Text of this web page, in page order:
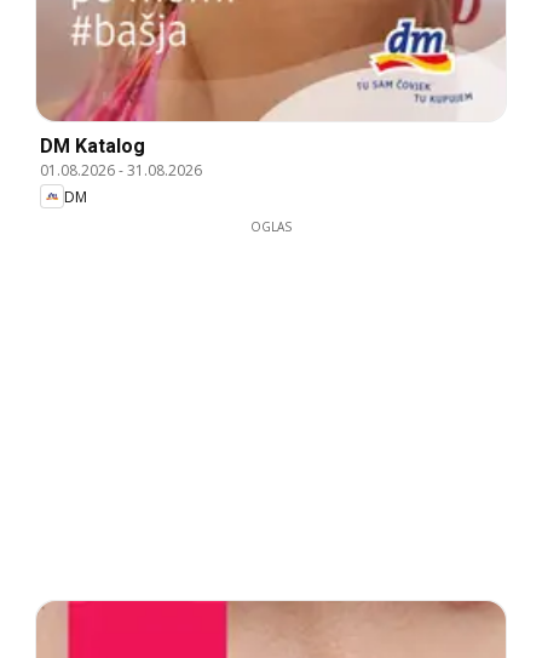
DM Katalog
01.08.2026-31.08.2026
DM
OGLAS